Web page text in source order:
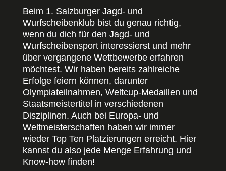
Beim 1. Salzburger Jagd- und
Wurfscheibenklub bist du genau richtig,
wenn du dich für den Jagd- und
Wurfscheibensport interessierst und mehr
über vergangene Wettbewerbe erfahren
möchtest. Wir haben bereits zahlreiche
Erfolge feiern können, darunter
Olympiateilnahmen, Weltcup-Medaillen und
Staatsmeistertitel in verschiedenen
Disziplinen. Auch bei Europa- und
Weltmeisterschaften haben wir immer
wieder Top Ten Platzierungen erreicht. Hier
kannst du also jede Menge Erfahrung und
Know-how finden!